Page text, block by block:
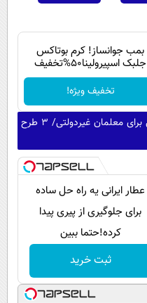
بمب جوانساز! کرم بوتاکس
جلبک اسپیرولینا50%تخفیف
تخفیف ویژه!
صدور کارت صلاحیت معلمی برای معلمان غیردولتی/ ۳ طرح
عطار ایرانی یه راه حل ساده
برای جلوگیری از پیری پیدا
کرده!حتما ببین
ثبت خرید